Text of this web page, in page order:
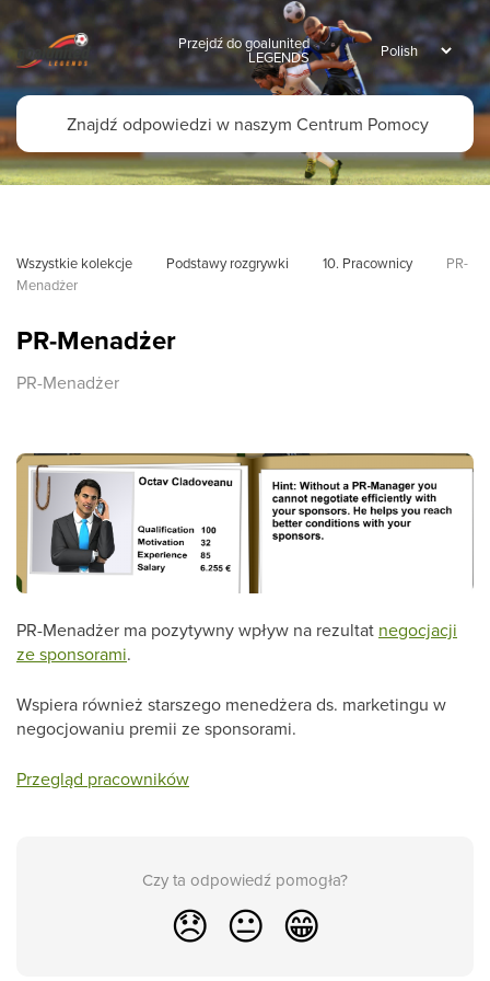
Przejdź do goalunited
LEGENDS
Wszystkie kolekcje Podstawy rozgrywki 10. Pracownicy
PR-
Menadżer
PR-Menadżer
PR-Menadżer
PR-Menadżer ma pozytywny wpływ na rezultat negocjacji
ze sponsorami.
Wspiera również starszego menedżera ds. marketingu w
negocjowaniu premii ze sponsorami.
Przegląd pracowników
Czy ta odpowiedź pomogła?
😞 😐 😁